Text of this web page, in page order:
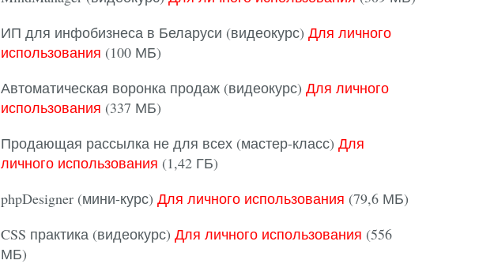
ИП для инфобизнеса в Беларуси (видеокурс) Для личного
использования (100 МБ)
Автоматическая воронка продаж (видеокурс) Для личного
использования (337 МБ)
Продающая рассылка не для всех (мастер-класс) Для
личного использования (1,42 ГБ)
phpDesigner (мини-курс) Для личного использования (79,6 МБ)
CSS практика (видеокурс) Для личного использования (556
МБ)